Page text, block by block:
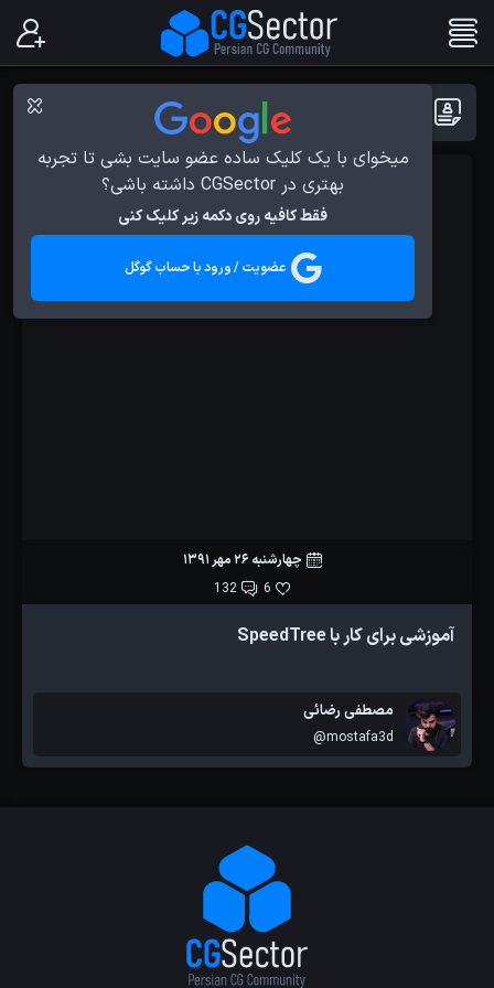
میخوای با یک کلیک ساده عضو سایت بشی تا تجربه
بهتری در CGSector داشته باشی؟
فقط کافیه روی دکمه زیر کلیک کنی
عضویت / ورود با حساب گوگل
پست ها با برچسب : SpeedTree
چهارشنبه 26 مهر 1391
6
132
آموزشی برای کار با SpeedTree
مصطفی رضائی
@mostafa3d